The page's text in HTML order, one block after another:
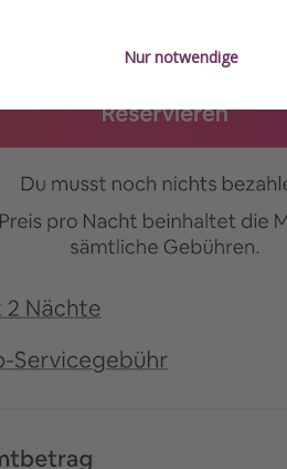
Nur notwendige